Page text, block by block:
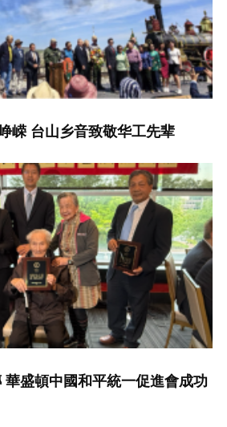
嵘 台山乡音致敬华工先辈
盛頓中國和平統一促進會成功